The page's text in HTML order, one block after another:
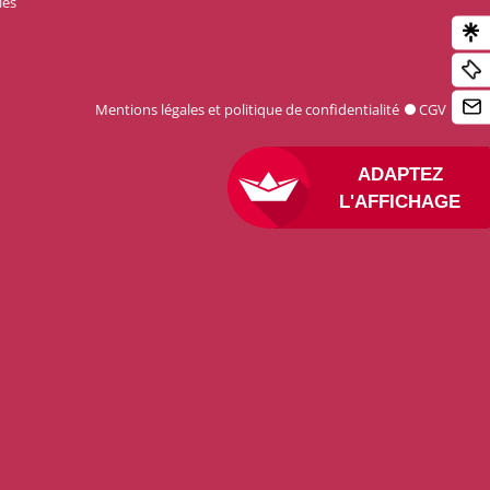
ADAPTEZ
L'AFFICHAGE
Mentions légales et politique de confidentialité CGV